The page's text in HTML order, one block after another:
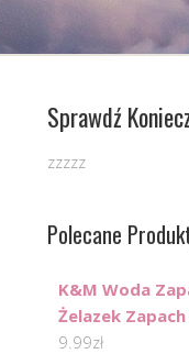
Sprawdź
zzzzz
Polecane
K&M Woda
Żelazek
9.99zł